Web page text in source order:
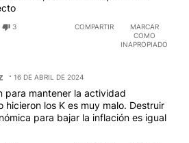
3 COMPARTIR
MARCAR
COMO
INAPROPIADO
16 DE ABRIL DE 2024
para mantener la actividad
hicieron los K es muy malo. Destruir
para bajar la inflación es igual